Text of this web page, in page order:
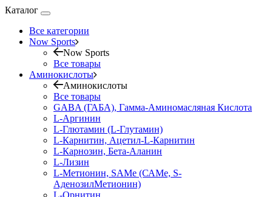
Каталог
Все категории
Now Sports
Now Sports
Все товары
Аминокислоты
Аминокислоты
Все товары
GABA (ГАБА), Гамма-Аминомасляная Кислота
L-Аргинин
L-Глютамин (L-Глутамин)
L-Карнитин, Ацетил-L-Карнитин
L-Карнозин, Бета-Аланин
L-Лизин
L-Метионин, SAMe (САМе, S-
АденозилМетионин)
L-Орнитин